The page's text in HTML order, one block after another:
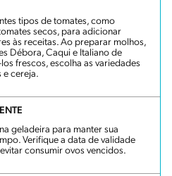
tipos de tomates, como
secos, para adicionar
às receitas. Ao preparar molhos,
Débora, Caqui e Italiano de
frescos, escolha as variedades
e cereja.
geladeira para manter sua
Verifique a data de validade
consumir ovos vencidos.